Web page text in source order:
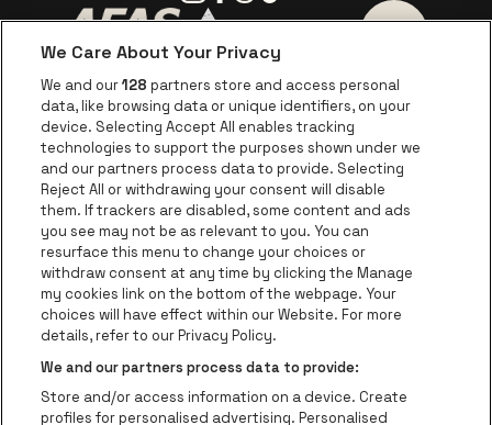
Ga naar
Ga naar de website van Europcar
Ga naar de
Ga naar de website van Coca-Cola
Ga naar de website van
Ga naar de
Ga naar de website van Champagne
Ga naar de website
Ga naar de website van Het
Ga naar de
AFAS Dome is een deel van be•at
AFAS Dome
Schijnpoortweg 119, 2170 Antwerpen
Be-At Venues
We Care About Your Privacy
We and our128 partners store and access personal
data, like browsing data or unique identifiers, on your
device. Selecting Accept All enables tracking
technologies to support the purposes shown under we
and our partners process data to provide. Selecting
Reject All or withdrawing your consent will disable
them. If trackers are disabled, some content and ads
you see may not be as relevant to you. You can
resurface this menu to change your choices or
withdraw consent at any time by clicking the Manage
my cookies link on the bottom of the webpage. Your
choices will have effect within our Website. For more
details, refer to our Privacy Policy.
We and our partners process data to provide:
Store and/or access information on a device. Create
profiles for personalised advertising. Personalised